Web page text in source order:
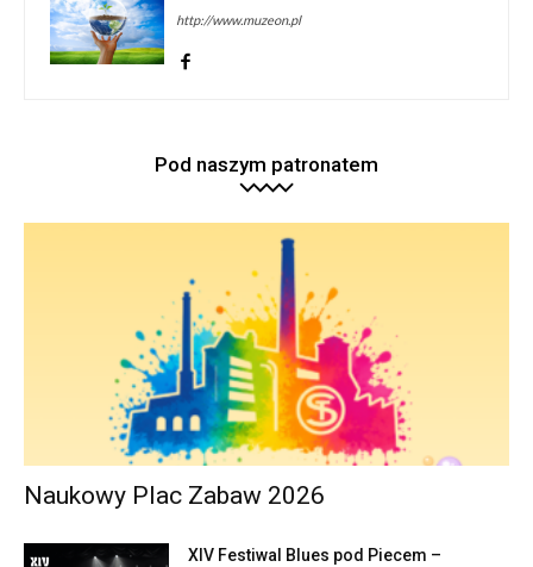
http://www.muzeon.pl
Pod naszym patronatem
Naukowy Plac Zabaw 2026
XIV Festiwal Blues pod Piecem –